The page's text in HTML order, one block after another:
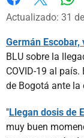
Facebook
X
Actualizado: 31
Germán
BLU sobre la
COVID-19 al
de Bogotá ante la
"Llegan dosis de
muy buen